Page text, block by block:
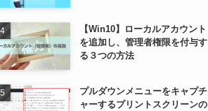
【Win10】ローカルアカウント
を追加し、管理者権限を付与す
る３つの方法
プルダウンメニューをキャプチ
ャーするプリントスクリーンの